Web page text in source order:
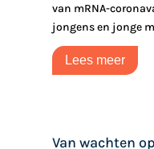
van mRNA-
jongens en jonge
Lees meer
Van wachten